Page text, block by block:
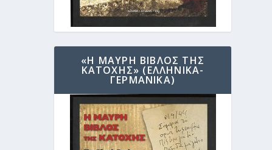
«Η ΜΑΥΡΗ ΒΙΒΛΟΣ ΤΗΣ
ΚΑΤΟΧΗΣ» (ΕΛΛΗΝΙΚΑ-
ΓΕΡΜΑΝΙΚΑ)